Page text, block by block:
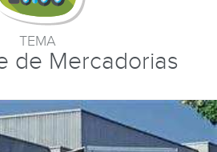
TEMA
de Mercadorias